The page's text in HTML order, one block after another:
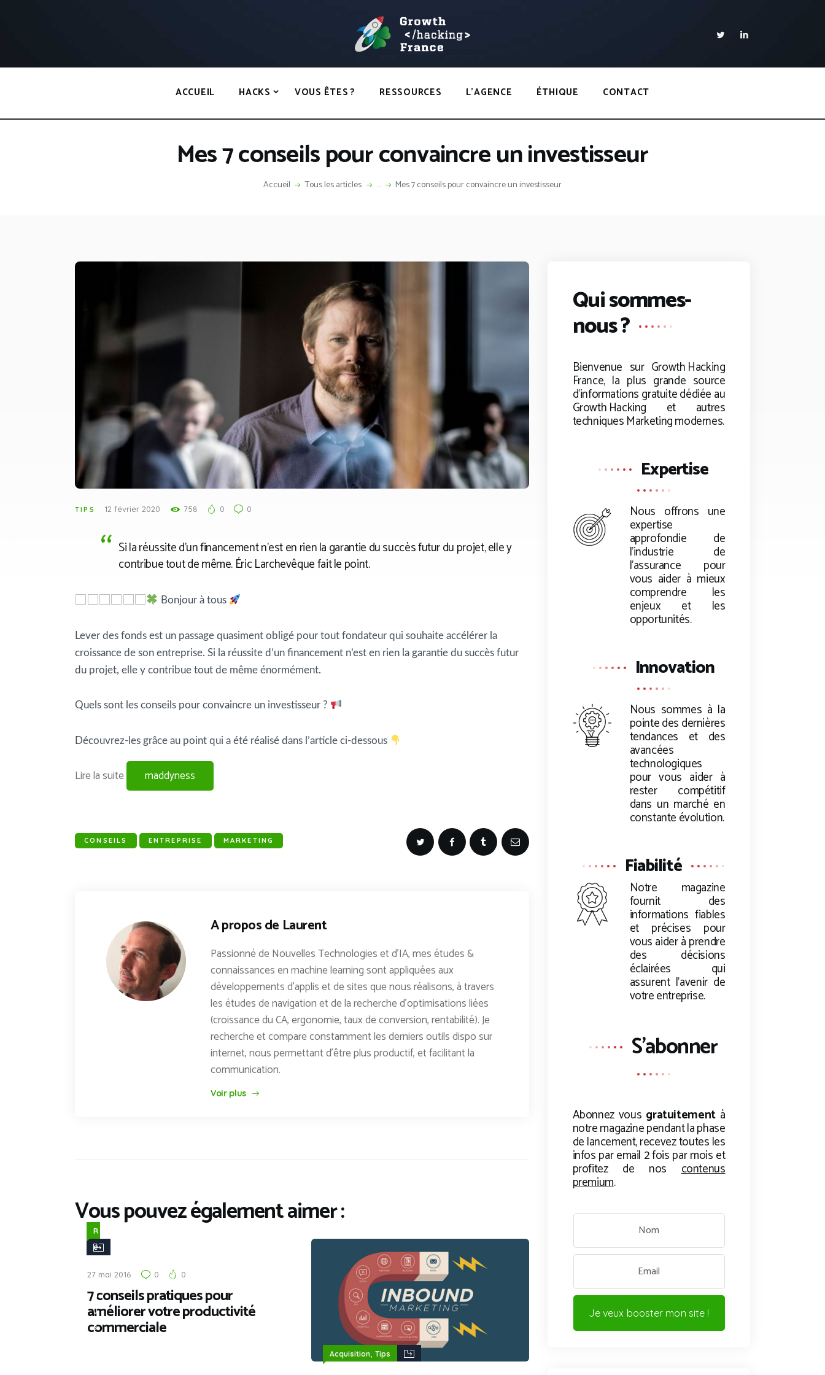
ACCUEIL HACKS VOUS ÊTES ? RESSOURCES L’AGENCE ÉTHIQUE CONTACT
Mes 7 conseils pour convaincre un investisseur
Accueil Tous les articles ... Mes 7 conseils pour convaincre un investisseur
GROWTH HACKING FRANCE
VOUS ÊTES ?
RESSOURCES
CONTACT
TIPS 12 février 2020 758 0 0
Si la réussite d’un financement n’est en rien la garantie du succès futur du projet, elle y
contribue tout de même. Éric Larchevêque fait le point.
Bonjour à tous
Lever des fonds est un passage quasiment obligé pour tout fondateur qui souhaite accélérer la
croissance de son entreprise. Si la réussite d’un financement n’est en rien la garantie du succès futur
du projet, elle y contribue tout de même énormément.
Quels sont les conseils pour convaincre un investisseur ?
Découvrez-les grâce au point qui a été réalisé dans l’article ci-dessous
Lire la suite maddyness
CONSEILS ENTREPRISE MARKETING
A propos de Laurent
Passionné de Nouvelles Technologies et d'IA, mes études &
connaissances en machine learning sont appliquées aux
développements d'applis et de sites que nous réalisons, à travers
les études de navigation et de la recherche d'optimisations liées
(croissance du CA, ergonomie, taux de conversion, rentabilité). Je
recherche et compare constamment les derniers outils dispo sur
internet, nous permettant d'être plus productif, et facilitant la
communication.
Voir plus
Vous pouvez également aimer :
R
e
e
n
u
s
27 mai 2016 0 0
7 conseils pratiques pour
améliorer votre productivité
commerciale
Acquisition, Tips
Qui sommes-
nous ?
Bienvenue sur Growth Hacking
France, la plus grande source
d’informations gratuite dédiée au
Growth Hacking et autres
techniques Marketing modernes.
Expertise
Nous offrons une
expertise
approfondie de
l’industrie de
l’assurance pour
vous aider à mieux
comprendre les
enjeux et les
opportunités.
Innovation
Nous sommes à la
pointe des dernières
tendances et des
avancées
technologiques
pour vous aider à
rester compétitif
dans un marché en
constante évolution.
Fiabilité
Notre magazine
fournit des
informations fiables
et précises pour
vous aider à prendre
des décisions
éclairées qui
assurent l’avenir de
votre entreprise.
S'abonner
Abonnez vous gratuitementà
notre magazine pendant la phase
de lancement, recevez toutes les
infos par email 2 fois par mois et
profitez de noscontenus
premium.
Je veux booster mon site !